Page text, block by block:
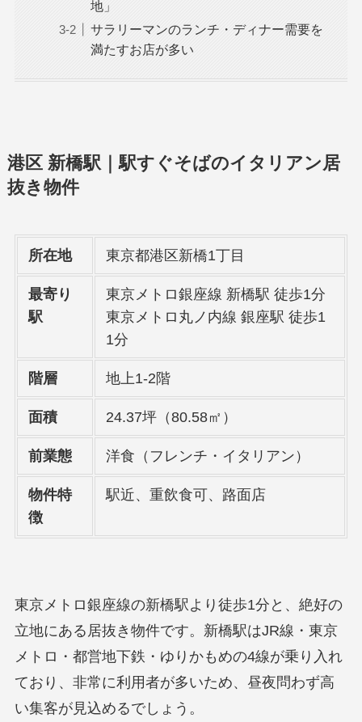
地」
サラリーマンのランチ・ディナー需要を
満たすお店が多い
港区 新橋駅｜駅すぐそばのイタリアン居
抜き物件
所在地 東京都港区新橋1丁目
最寄り
駅
東京メトロ銀座線 新橋駅 徒歩1分
東京メトロ丸ノ内線 銀座駅 徒歩1
1分
階層 地上1-2階
面積 24.37坪（80.58㎡）
前業態 洋食（フレンチ・イタリアン）
物件特
徴
駅近、重飲食可、路面店
東京メトロ銀座線の新橋駅より徒歩1分と、絶好の
立地にある居抜き物件です。新橋駅はJR線・東京
メトロ・都営地下鉄・ゆりかもめの4線が乗り入れ
ており、非常に利用者が多いため、昼夜問わず高
い集客が見込めるでしょう。